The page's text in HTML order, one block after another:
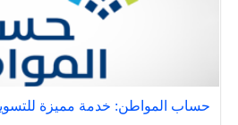
حساب المواطن: خدمة مميزة